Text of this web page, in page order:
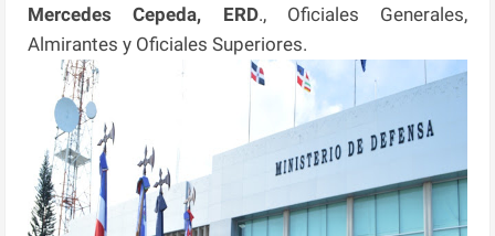
Mercedes Cepeda, ERD., Oficiales Generales,
Almirantes y Oficiales Superiores.